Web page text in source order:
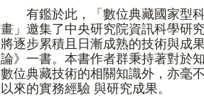
有鑑於此，「數位典藏國家型科
畫」邀集了中央研究院資訊科學研
將逐步累積且日漸成熟的技術與成
論》一書。本書作者群秉持著對於
數位典藏技術的相關知識外，亦毫
以來的實務經驗 與研究成果。